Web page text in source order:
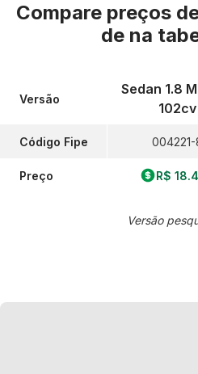
Compare preços
de na
Versão
Código Fipe
Preço
Sedan 1.8
102cv
004221-
R$
Versão